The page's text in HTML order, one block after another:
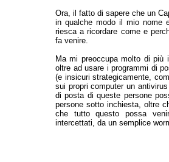
Ora, il fatto di sapere che un
in qualche modo il mio nome
riesca a ricordare come e
fa venire.
Ma mi preoccupa molto di più
oltre ad usare i programmi di
(e insicuri strategicamente,
sui propri computer un
di posta di queste persone
persone sotto inchiesta, oltre
che tutto questo possa
intercettati, da un semplice